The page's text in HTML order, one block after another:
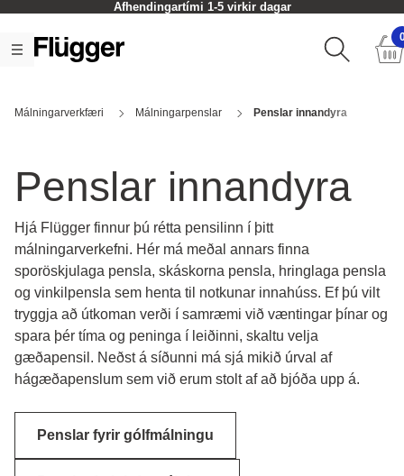
Afhendingartími 1-5 virkir dagar
Málningarverkfæri Málningarpenslar Penslar innandyra
Penslar innandyra
Hjá Flügger finnur þú rétta pensilinn í þitt
málningarverkefni. Hér má meðal annars finna
sporöskjulaga pensla, skáskorna pensla, hringlaga pensla
og vinkilpensla sem henta til notkunar innahúss. Ef þú vilt
tryggja að útkoman verði í samræmi við væntingar þínar og
spara þér tíma og peninga í leiðinni, skaltu velja
gæðapensil. Neðst á síðunni má sjá mikið úrval af
hágæðapenslum sem við erum stolt af að bjóða upp á.
Penslar fyrir gólfmálningu